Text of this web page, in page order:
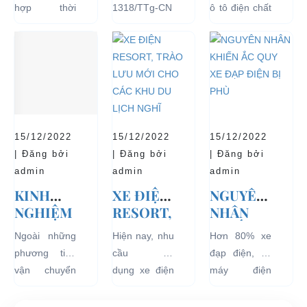
HÀNH VÀ
hợp thời
những ưu...
ĐIỂM XE
ĐIỆN 04
BÁNH
CHỞ
KHÁCH
TẠI CÁC
KHU VỰC
HẠN
CHẾ
1318/TTg-CN
27/09/2018,
Thủ tướng
Chính phủ đã
đồng ý việc
thí điểm việc
chạy bằng
điện...
TUỔI
THỌ
CHO XE
ô tô điện chất
ngay từ đầu
sẽ mang lại
hiệu quả sử
dụng lâu dài
15/12/2022
| Đăng bởi
admin
KINH
NGHIỆM
THUÊ XE
ĐIỆN DU
LỊCH
VÒNG
Ngoài những
phương tiện
vận chuyển
15/12/2022
| Đăng bởi
admin
XE ĐIỆN
RESORT,
TRÀO
LƯU MỚI
CHO
CÁC KHU
Hiện nay, nhu
cầu sử
dụng xe điện
15/12/2022
| Đăng bởi
admin
NGUYÊN
NHÂN
KHIẾN
ẮC QUY
XE ĐẠP
ĐIỆN BỊ
Hơn 80% xe
đạp điện, xe
máy điện